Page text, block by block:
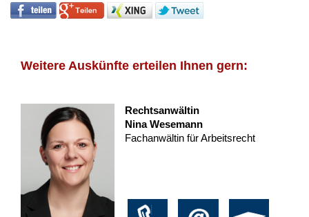
Weitere Auskünfte erteilen Ihnen gern:
Rechtsanwältin
Nina Wesemann
Fachanwältin für Arbeitsrecht